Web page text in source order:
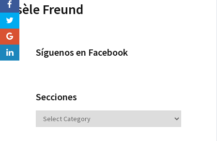
Gisèle Freund
Síguenos en Facebook
Secciones
Secciones